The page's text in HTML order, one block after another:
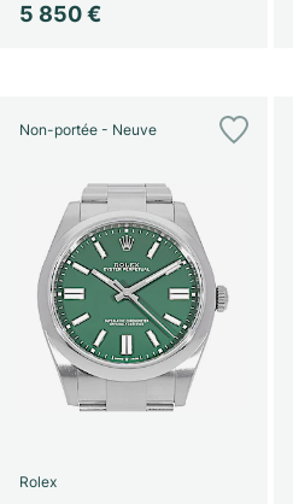
5 850 €
Non-portée - Neuve
Rolex